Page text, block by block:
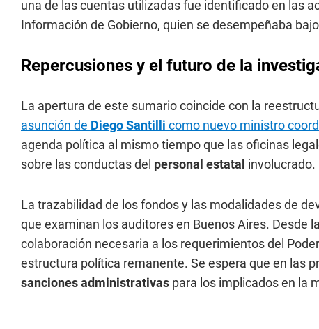
una de las cuentas utilizadas fue identificado en las
Información de Gobierno, quien se desempeñaba
Repercusiones y el futuro de la
La apertura de este sumario coincide con la
asunción de Diego Santilli como nuevo ministro
agenda política al mismo tiempo que las oficinas
sobre las conductas del personal estatal involucrado.
La trazabilidad de los fondos y las modalidades de
que examinan los auditores en Buenos Aires. Desde
colaboración necesaria a los requerimientos del
estructura política remanente. Se espera que en las
sanciones administrativas para los implicados en la